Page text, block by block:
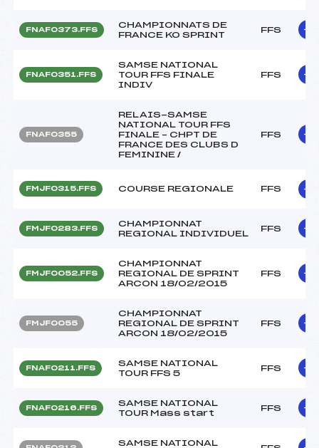
FNAF0373.FFS
CHAMPIONNATS DE
FRANCE KO SPRINT
FFS
FNAF0351.FFS
SAMSE NATIONAL
TOUR FFS FINALE
INDIV
FFS
FNAF0355
RELAIS-SAMSE
NATIONAL TOUR FFS
FINALE – CHPT DE
FRANCE DES CLUBS D
FEMININE /
FFS
FMJF0315.FFS COURSE REGIONALE FFS
FMJF0283.FFS
CHAMPIONNAT
REGIONAL INDIVIDUEL
FFS
FMJF0052.FFS
CHAMPIONNAT
REGIONAL DE SPRINT
ARCON 18/02/2015
FFS
FMJF0055
CHAMPIONNAT
REGIONAL DE SPRINT
ARCON 18/02/2015
FFS
FNAF0211.FFS
SAMSE NATIONAL
TOUR FFS 5
FFS
FNAF0216.FFS
SAMSE NATIONAL
TOUR Mass start
FFS
SAMSE NATIONAL